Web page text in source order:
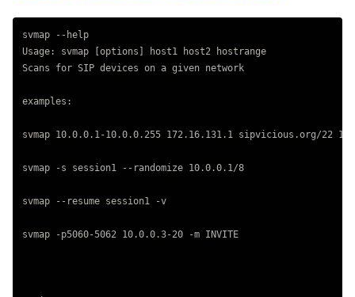
svmap --help
Usage: svmap [options] host1 host2 hostrange
Scans for SIP devices on a given network
examples:
svmap 10.0.0.1-10.0.0.255 172.16.131.1 sipvicious.org/22
svmap -s session1 --randomize 10.0.0.1/8
svmap --resume session1 -v
svmap -p5060-5062 10.0.0.3-20 -m INVITE